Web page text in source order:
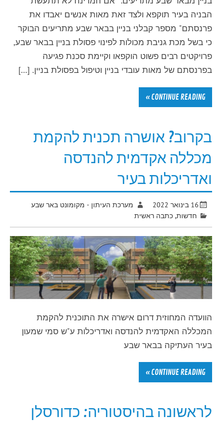
הבניה בעיר תוקפא ולצד זאת מאות אנשים יאבדו את
פרנסתם" מספר קבלני בניין בבאר שבע מתריעים הבוקר
כי בשל מכת גניבת מכולות לפינוי פסולת בניין בבאר שבע,
פרויקטים רבים פשוט הוקפאו וקיימת סכנת פגיעה
בפרנסתם של מאות עובדי בניין וטיפול בפסולת בניין. […]
CONTINUE READING »
בקרוב? אושרה תכנית להקמת
מכללה אקדמית להנדסה
ואדריכלות בעיר
16 בינואר 2022
מערכת העיתון - מקומונט באר שבע
חדשות,כתבה ראשית
הוועדה המחוזית דרום אישרה את התוכנית להקמת
המכללה האקדמית להנדסה ואדריכלות ע"ש סמי שמעון
בעיר העתיקה בבאר שבע
CONTINUE READING »
לראשונה בהיסטוריה: כדורסלן